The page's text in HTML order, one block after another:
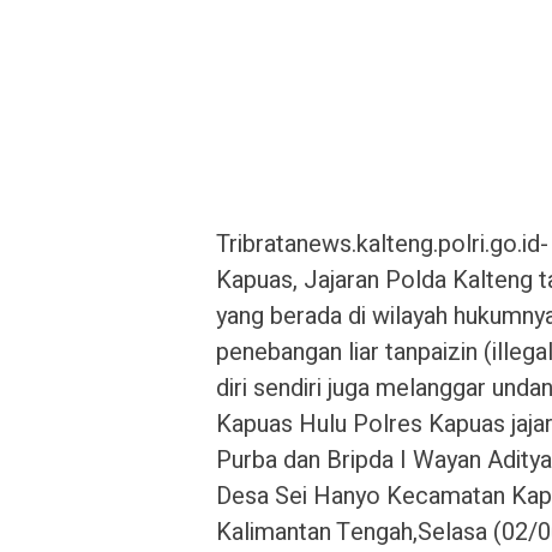
Kapuas, Jajaran Polda Kalteng
yang berada di wilayah
penebangan liar tanpaizin
diri sendiri juga melanggar
Kapuas Hulu Polres Kapuas
Purba dan Bripda I Wayan
Desa Sei Hanyo Kecamatan
Kalimantan Tengah,Selasa